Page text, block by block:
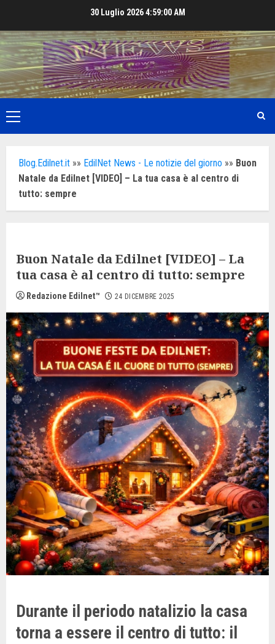
content
30 Luglio 20264:59:02 AM
Primary
Menu
Blog.Edilnet.it »» EdilNet News - Le notizie del giorno »» Buon
Natale da Edilnet [VIDEO] – La tua casa è al centro di
tutto: sempre
Buon Natale da Edilnet [VIDEO] – La
tua casa è al centro di tutto: sempre
Redazione Edilnet™ 24 DICEMBRE 2025
Durante il periodo natalizio la casa
torna a essere il centro di tutto: il